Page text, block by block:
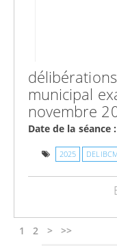
municipal
novembre
Date de la séance :
2025
1 2 > >>